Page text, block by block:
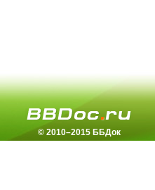
© 2010–2015 ББДок